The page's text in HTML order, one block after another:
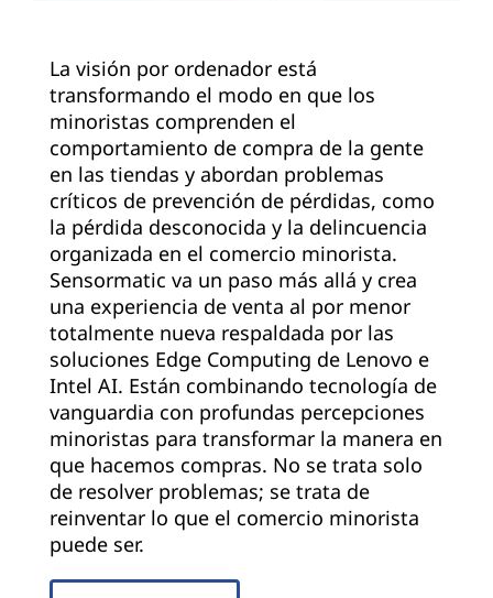
La visión por ordenador está
transformando el modo en que los
minoristas comprenden el
comportamiento de compra de la gente
en las tiendas y abordan problemas
críticos de prevención de pérdidas, como
la pérdida desconocida y la delincuencia
organizada en el comercio minorista.
Sensormatic va un paso más allá y crea
una experiencia de venta al por menor
totalmente nueva respaldada por las
soluciones Edge Computing de Lenovo e
Intel AI. Están combinando tecnología de
vanguardia con profundas percepciones
minoristas para transformar la manera en
que hacemos compras. No se trata solo
de resolver problemas; se trata de
reinventar lo que el comercio minorista
puede ser.